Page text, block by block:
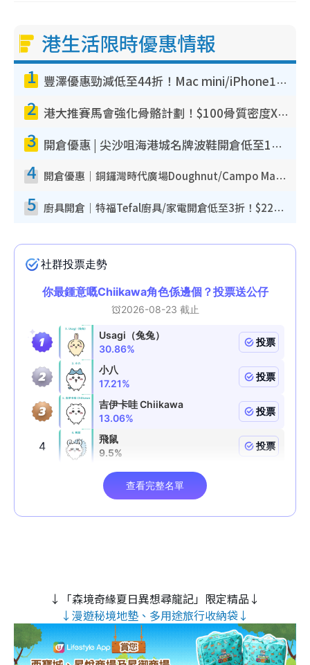
港生活限時優惠情報
1 豐澤優惠勁減低至44折！Mac mini/iPhone17Pro大減價！廚房家電$220起
2 港大推賽馬會強化骨骼計劃！$100骨質密度X光檢查 完成免費運動訓練送超市禮券！附參加資格
3 開倉優惠 | 尖沙咀海港城名牌波鞋開倉低至1折！On鞋$899起／Joy&Peace鞋履$98起
4 開倉優惠｜銅鑼灣時代廣場Doughnut/Campo Marzio開倉低至1折！背囊、書包、手袋劈價$200起
5 廚具開倉｜特福Tefal廚具/家電開倉低至3折！$220起買平底鍋/炒鑊/湯煲！電飯煲/吸塵機/燙斗$418起
↓「森境奇緣夏日異想尋龍記」限定精品↓
↓漫遊秘境地墊、多用途旅行收納袋↓